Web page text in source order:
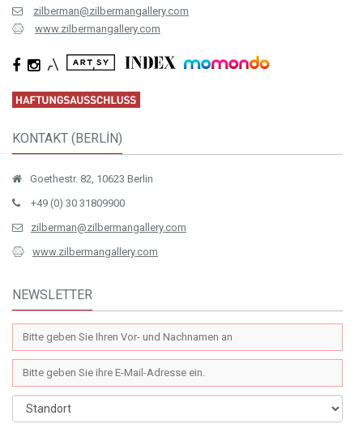
zilberman@zilbermangallery.com
www.zilbermangallery.com
KONTAKT (BERLİN)
Goethestr. 82, 10623 Berlin
+49 (0) 30 31809900
zilberman@zilbermangallery.com
www.zilbermangallery.com
NEWSLETTER